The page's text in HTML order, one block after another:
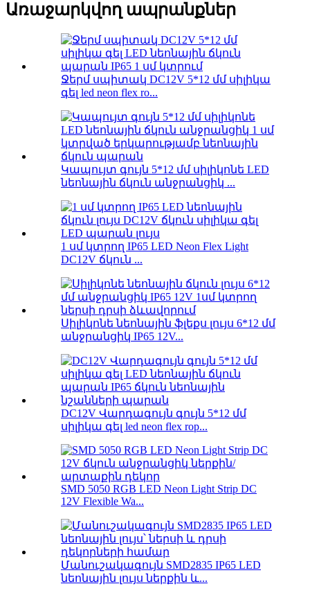
Առաջարկվող ապրանքներ
Ջերմ սպիտակ DC12V 5*12 մմ սիլիկա
գել led neon flex ro...
Կապույտ գույն 5*12 մմ սիլիկոնե LED
նեոնային ճկուն անջրանցիկ ...
1 սմ կտրող IP65 LED Neon Flex Light
DC12V ճկուն ...
Սիլիկոնե նեոնային ֆլեքս լույս 6*12 մմ
անջրանցիկ IP65 12V...
DC12V Վարդագույն գույն 5*12 մմ
սիլիկա գել led neon flex rop...
SMD 5050 RGB LED Neon Light Strip DC
12V Flexible Wa...
Մանուշակագույն SMD2835 IP65 LED
նեոնային լույս ներքին և...